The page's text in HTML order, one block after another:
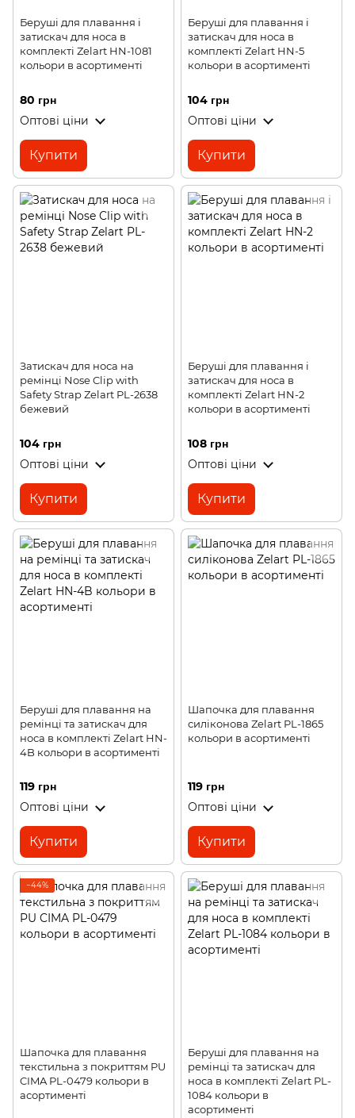
Беруші для плавання і
затискач для носа в
комплекті Zelart HN-1081
кольори в асортименті
80 грн
Оптові ціни
Купити
Беруші для плавання і
затискач для носа в
комплекті Zelart HN-5
кольори в асортименті
104 грн
Оптові ціни
Купити
Затискач для носа на
ремінці Nose Clip with
Safety Strap Zelart PL-2638
бежевий
104 грн
Оптові ціни
Купити
Беруші для плавання і
затискач для носа в
комплекті Zelart HN-2
кольори в асортименті
108 грн
Оптові ціни
Купити
Беруші для плавання на
ремінці та затискач для
носа в комплекті Zelart HN-
4B кольори в асортименті
119 грн
Оптові ціни
Купити
Шапочка для плавання
силіконова Zelart PL-1865
кольори в асортименті
119 грн
Оптові ціни
Купити
−44%
Шапочка для плавання
текстильна з покриттям PU
CIMA PL-0479 кольори в
асортименті
Беруші для плавання на
ремінці та затискач для
носа в комплекті Zelart PL-
1084 кольори в
асортименті